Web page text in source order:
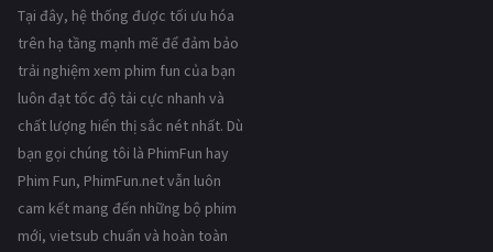
Tại đây, hệ thống được tối ưu hóa
trên hạ tầng mạnh mẽ để đảm bảo
trải nghiệm xem phim fun của bạn
luôn đạt tốc độ tải cực nhanh và
chất lượng hiển thị sắc nét nhất. Dù
bạn gọi chúng tôi là PhimFun hay
Phim Fun, PhimFun.net vẫn luôn
cam kết mang đến những bộ phim
mới, vietsub chuẩn và hoàn toàn